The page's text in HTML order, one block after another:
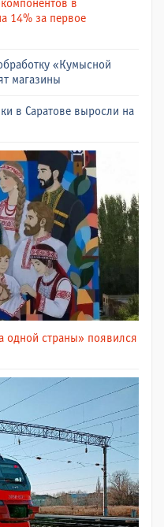
в
14% за первое
«Кумысной
магазины
в Саратове выросли на
одной страны» появился